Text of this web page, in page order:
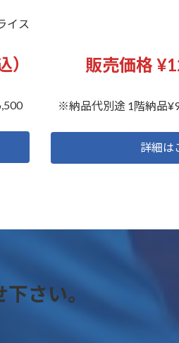
イス
販売価格
※納品代別途 1階納品
詳細は
下さい。